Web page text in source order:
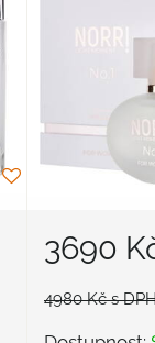
3690
4980 Kčs